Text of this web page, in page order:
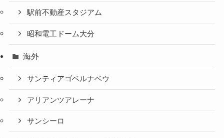
駅前不動産スタジアム
昭和電工ドーム大分
海外
サンティアゴベルナベウ
アリアンツアレーナ
サンシーロ